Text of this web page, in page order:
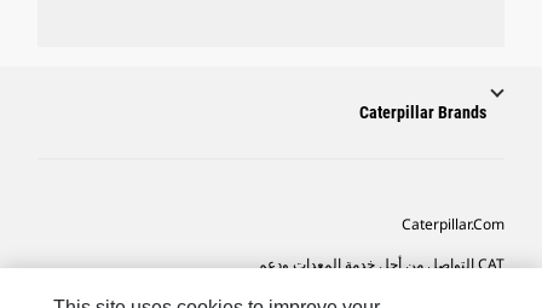
Caterpillar Brands
Caterpillar.com
CAT التواصل من أجل خدمة المعدات ودعم
تفضيلات التسويق الخاصة بي